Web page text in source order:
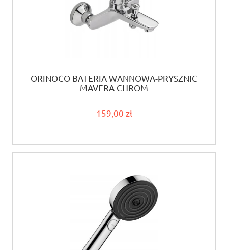
ORINOCO BATERIA WANNOWA-PRYSZNIC
MAVERA CHROM
159,00 zł